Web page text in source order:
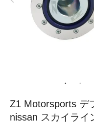
Z1 Motorsports デ
nissan スカイライ